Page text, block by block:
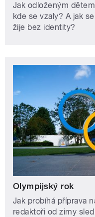
Jak odloženým
kde se vzaly? A jak
žije bez identity?
Olympijský rok
Jak probíhá příprava
redaktoři od zimy